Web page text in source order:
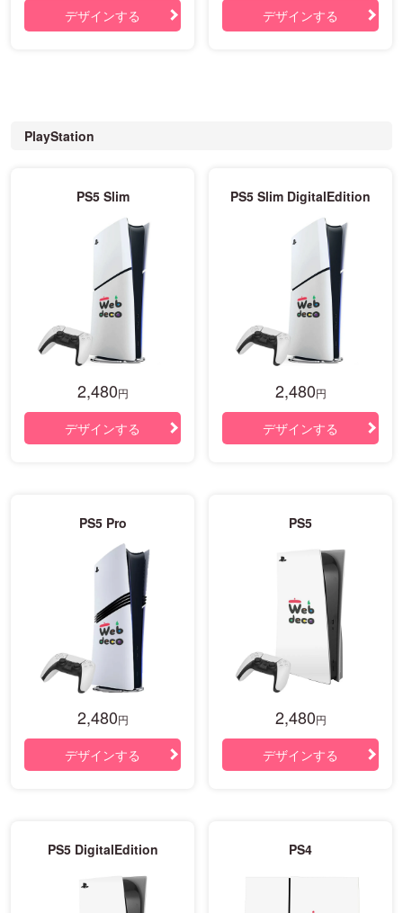
デザインする デザインする
PlayStation
PS5 Slim
2,480円
デザインする
PS5 Slim DigitalEdition
2,480円
デザインする
PS5 Pro
2,480円
デザインする
PS5
2,480円
デザインする
PS5 DigitalEdition PS4